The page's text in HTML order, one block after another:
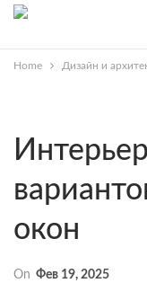
Home Дизайн и
окон
On Фев 19, 2025